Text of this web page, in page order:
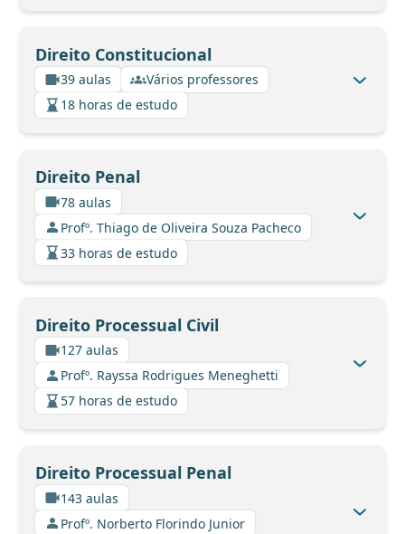
Direito Constitucional
39 aulas
Vários professores
18 horas de estudo
Direito Penal
78 aulas
Profº. Thiago de Oliveira Souza Pacheco
33 horas de estudo
Direito Processual Civil
127 aulas
Profº. Rayssa Rodrigues Meneghetti
57 horas de estudo
Direito Processual Penal
143 aulas
Profº. Norberto Florindo Junior